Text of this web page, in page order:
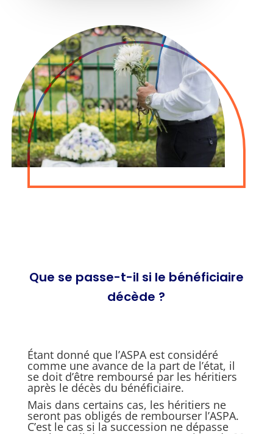
Que se passe-t-il si le bénéficiaire
décède ?
Étant donné que l’ASPA est considéré
comme une avance de la part de l’état, il
se doit d’être remboursé par les héritiers
après le décès du bénéficiaire.
Mais dans certains cas, les héritiers ne
seront pas obligés de rembourser l’ASPA.
C’est le cas si la succession ne dépasse